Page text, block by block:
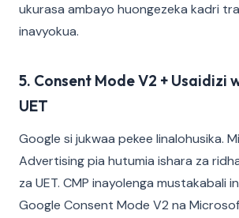
ukurasa ambayo huongezeka kadri
inavyokua.
5. Consent Mode V2 + Usaidizi
UET
Google si jukwaa pekee linalohusika.
Advertising pia hutumia ishara za
za UET. CMP inayolenga mustakabali
Google Consent Mode V2 na